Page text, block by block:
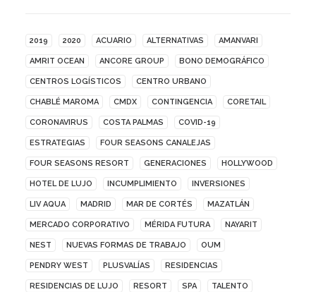
2019 2020 ACUARIO ALTERNATIVAS AMANVARI
AMRIT OCEAN ANCORE GROUP BONO DEMOGRÁFICO
CENTROS LOGÍSTICOS CENTRO URBANO
CHABLÉ MAROMA CMDX CONTINGENCIA CORETAIL
CORONAVIRUS COSTA PALMAS COVID-19
ESTRATEGIAS FOUR SEASONS CANALEJAS
FOUR SEASONS RESORT GENERACIONES HOLLYWOOD
HOTEL DE LUJO INCUMPLIMIENTO INVERSIONES
LIV AQUA MADRID MAR DE CORTÉS MAZATLÁN
MERCADO CORPORATIVO MÉRIDA FUTURA NAYARIT
NEST NUEVAS FORMAS DE TRABAJO OUM
PENDRY WEST PLUSVALÍAS RESIDENCIAS
RESIDENCIAS DE LUJO RESORT SPA TALENTO